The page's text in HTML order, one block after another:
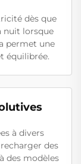
dès que
nuit lorsque
permet une
équilibrée.
à divers
des
des modèles